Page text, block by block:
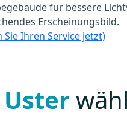
für bessere
Erscheinungsbild.
Sie Ihren Service jetzt)